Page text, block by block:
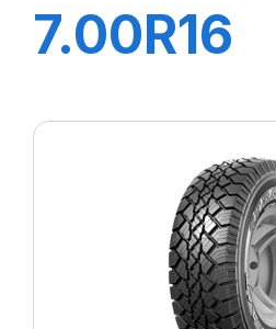
7.00R16
TL GITI